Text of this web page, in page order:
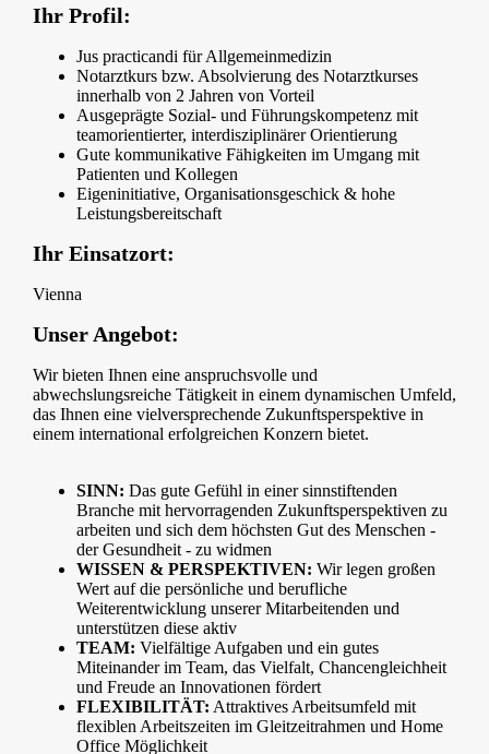
Ihr Profil:
Jus practicandi für Allgemeinmedizin
Notarztkurs bzw. Absolvierung des Notarztkurses
innerhalb von 2 Jahren von Vorteil
Ausgeprägte Sozial- und Führungskompetenz mit
teamorientierter, interdisziplinärer Orientierung
Gute kommunikative Fähigkeiten im Umgang mit
Patienten und Kollegen
Eigeninitiative, Organisationsgeschick & hohe
Leistungsbereitschaft
Ihr Einsatzort:
Vienna
Unser Angebot:
Wir bieten Ihnen eine anspruchsvolle und
abwechslungsreiche Tätigkeit in einem dynamischen Umfeld,
das Ihnen eine vielversprechende Zukunftsperspektive in
einem international erfolgreichen Konzern bietet.
SINN: Das gute Gefühl in einer sinnstiftenden
Branche mit hervorragenden Zukunftsperspektiven zu
arbeiten und sich dem höchsten Gut des Menschen -
der Gesundheit - zu widmen
WISSEN & PERSPEKTIVEN: Wir legen großen
Wert auf die persönliche und berufliche
Weiterentwicklung unserer Mitarbeitenden und
unterstützen diese aktiv
TEAM: Vielfältige Aufgaben und ein gutes
Miteinander im Team, das Vielfalt, Chancengleichheit
und Freude an Innovationen fördert
FLEXIBILITÄT: Attraktives Arbeitsumfeld mit
flexiblen Arbeitszeiten im Gleitzeitrahmen und Home
Office Möglichkeit